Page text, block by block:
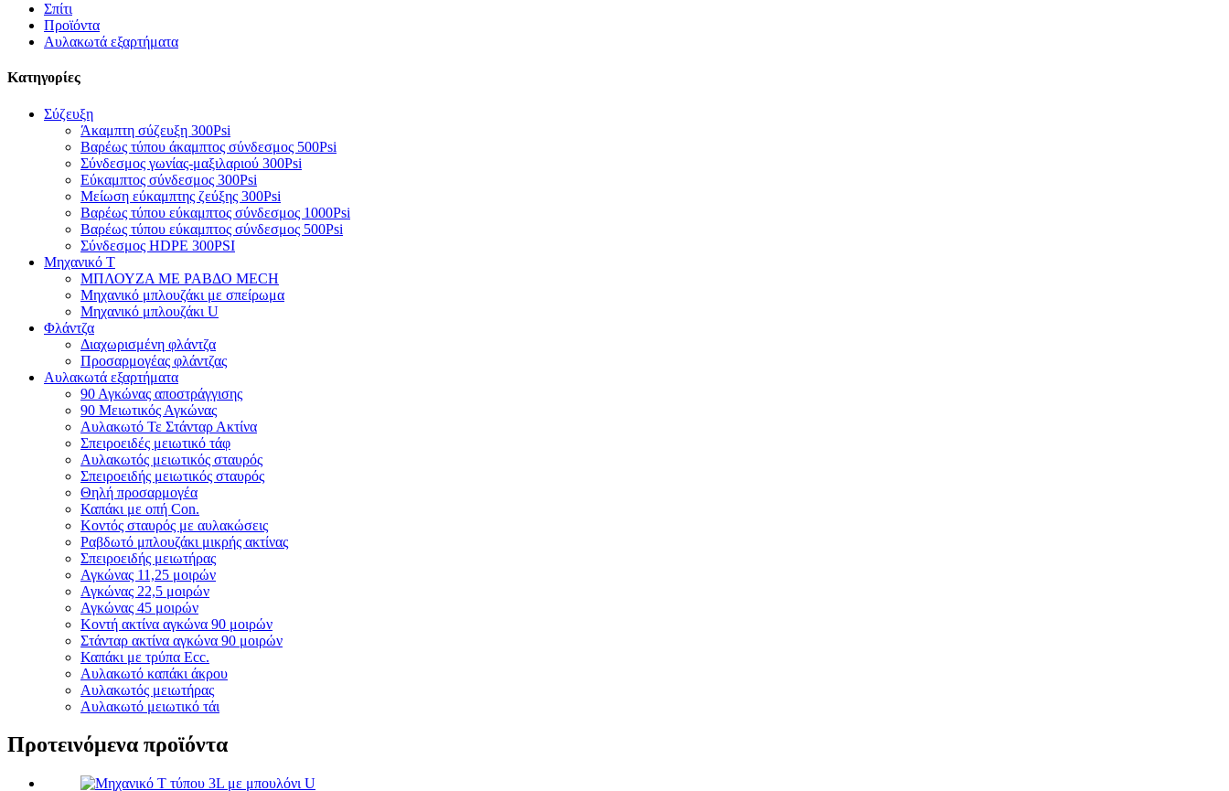
Σπίτι
Προϊόντα
Αυλακωτά εξαρτήματα
Κατηγορίες
Σύζευξη
Άκαμπτη σύζευξη 300Psi
Βαρέως τύπου άκαμπτος σύνδεσμος 500Psi
Σύνδεσμος γωνίας-μαξιλαριού 300Psi
Εύκαμπτος σύνδεσμος 300Psi
Μείωση εύκαμπτης ζεύξης 300Psi
Βαρέως τύπου εύκαμπτος σύνδεσμος 1000Psi
Βαρέως τύπου εύκαμπτος σύνδεσμος 500Psi
Σύνδεσμος HDPE 300PSI
Μηχανικό Τ
ΜΠΛΟΥΖΑ ΜΕ ΡΑΒΔΟ MECH
Μηχανικό μπλουζάκι με σπείρωμα
Μηχανικό μπλουζάκι U
Φλάντζα
Διαχωρισμένη φλάντζα
Προσαρμογέας φλάντζας
Αυλακωτά εξαρτήματα
90 Αγκώνας αποστράγγισης
90 Μειωτικός Αγκώνας
Αυλακωτό Τε Στάνταρ Ακτίνα
Σπειροειδές μειωτικό τάφ
Αυλακωτός μειωτικός σταυρός
Σπειροειδής μειωτικός σταυρός
Θηλή προσαρμογέα
Καπάκι με οπή Con.
Κοντός σταυρός με αυλακώσεις
Ραβδωτό μπλουζάκι μικρής ακτίνας
Σπειροειδής μειωτήρας
Αγκώνας 11,25 μοιρών
Αγκώνας 22,5 μοιρών
Αγκώνας 45 μοιρών
Κοντή ακτίνα αγκώνα 90 μοιρών
Στάνταρ ακτίνα αγκώνα 90 μοιρών
Καπάκι με τρύπα Ecc.
Αυλακωτό καπάκι άκρου
Αυλακωτός μειωτήρας
Αυλακωτό μειωτικό τάι
Προτεινόμενα προϊόντα